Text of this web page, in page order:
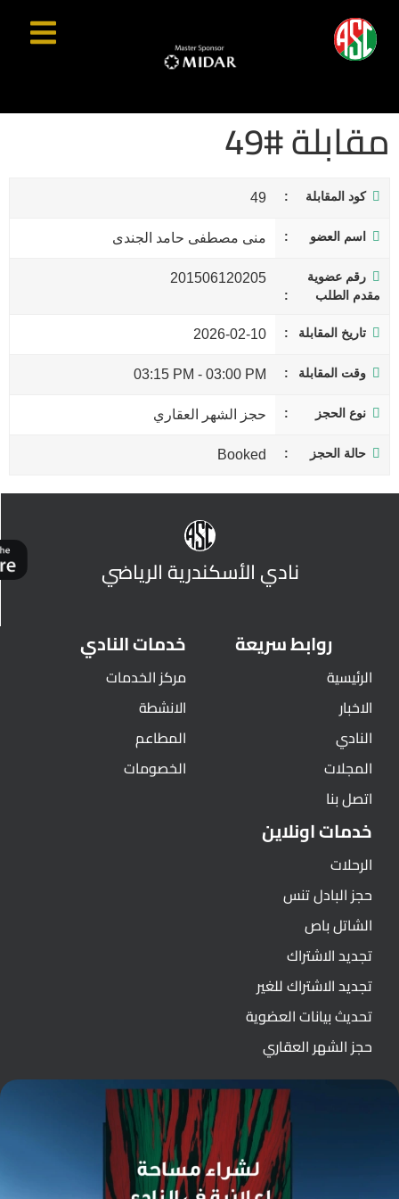
مقابلة #49
كود المقابلة 49
اسم العضو منى مصطفى حامد الجندى
رقم عضوية
مقدم الطلب
201506120205
تاريخ المقابلة 2026-02-10
وقت المقابلة 03:00 PM
-
03:15 PM
نوع الحجز حجز الشهر العقاري
حالة الحجز Booked
نادي الأسكندرية الرياضي
روابط سريعة
الرئيسية
الاخبار
النادي
المجلات
اتصل بنا
خدمات النادي
مركز الخدمات
الانشطة
المطاعم
الخصومات
خدمات اونلاين
الرحلات
حجز البادل تنس
الشاتل باص
تجديد الاشتراك
تجديد الاشتراك للغير
تحديث بيانات العضوية
حجز الشهر العقاري